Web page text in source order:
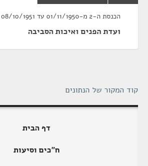
הכנסת ה-2 מ-01/11/1950 עד 08/10/1951
ועדת הפנים ואיכות הסביבה
קוד המקור של הנתונים
דף הבית
ח"כים וסיעות